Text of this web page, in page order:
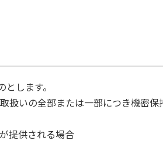
します。
扱いの全部または一部につき機密保
提供される場合